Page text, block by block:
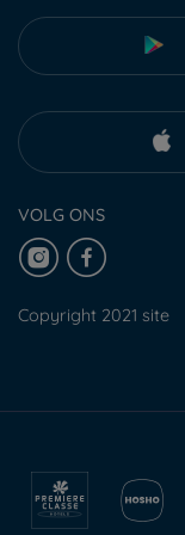
VOLG ONS
Copyright 2021 site